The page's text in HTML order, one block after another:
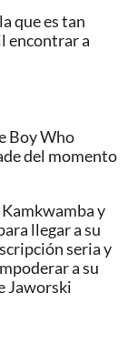
que es tan
encontrar a
Boy Who
del momento
y
llegar a su
seria y
a su
Jaworski